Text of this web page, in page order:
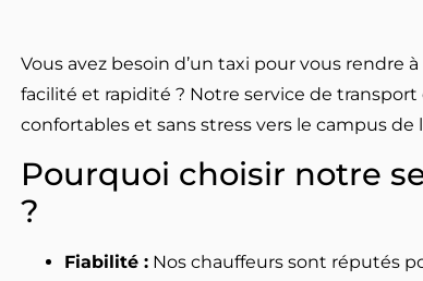
Vous avez besoin d’un taxi pour vous rendre
facilité et rapidité ? Notre service de
confortables et sans stress vers le campus de
Pourquoi choisir notre
?
Fiabilité :Nos chauffeurs sont réputés